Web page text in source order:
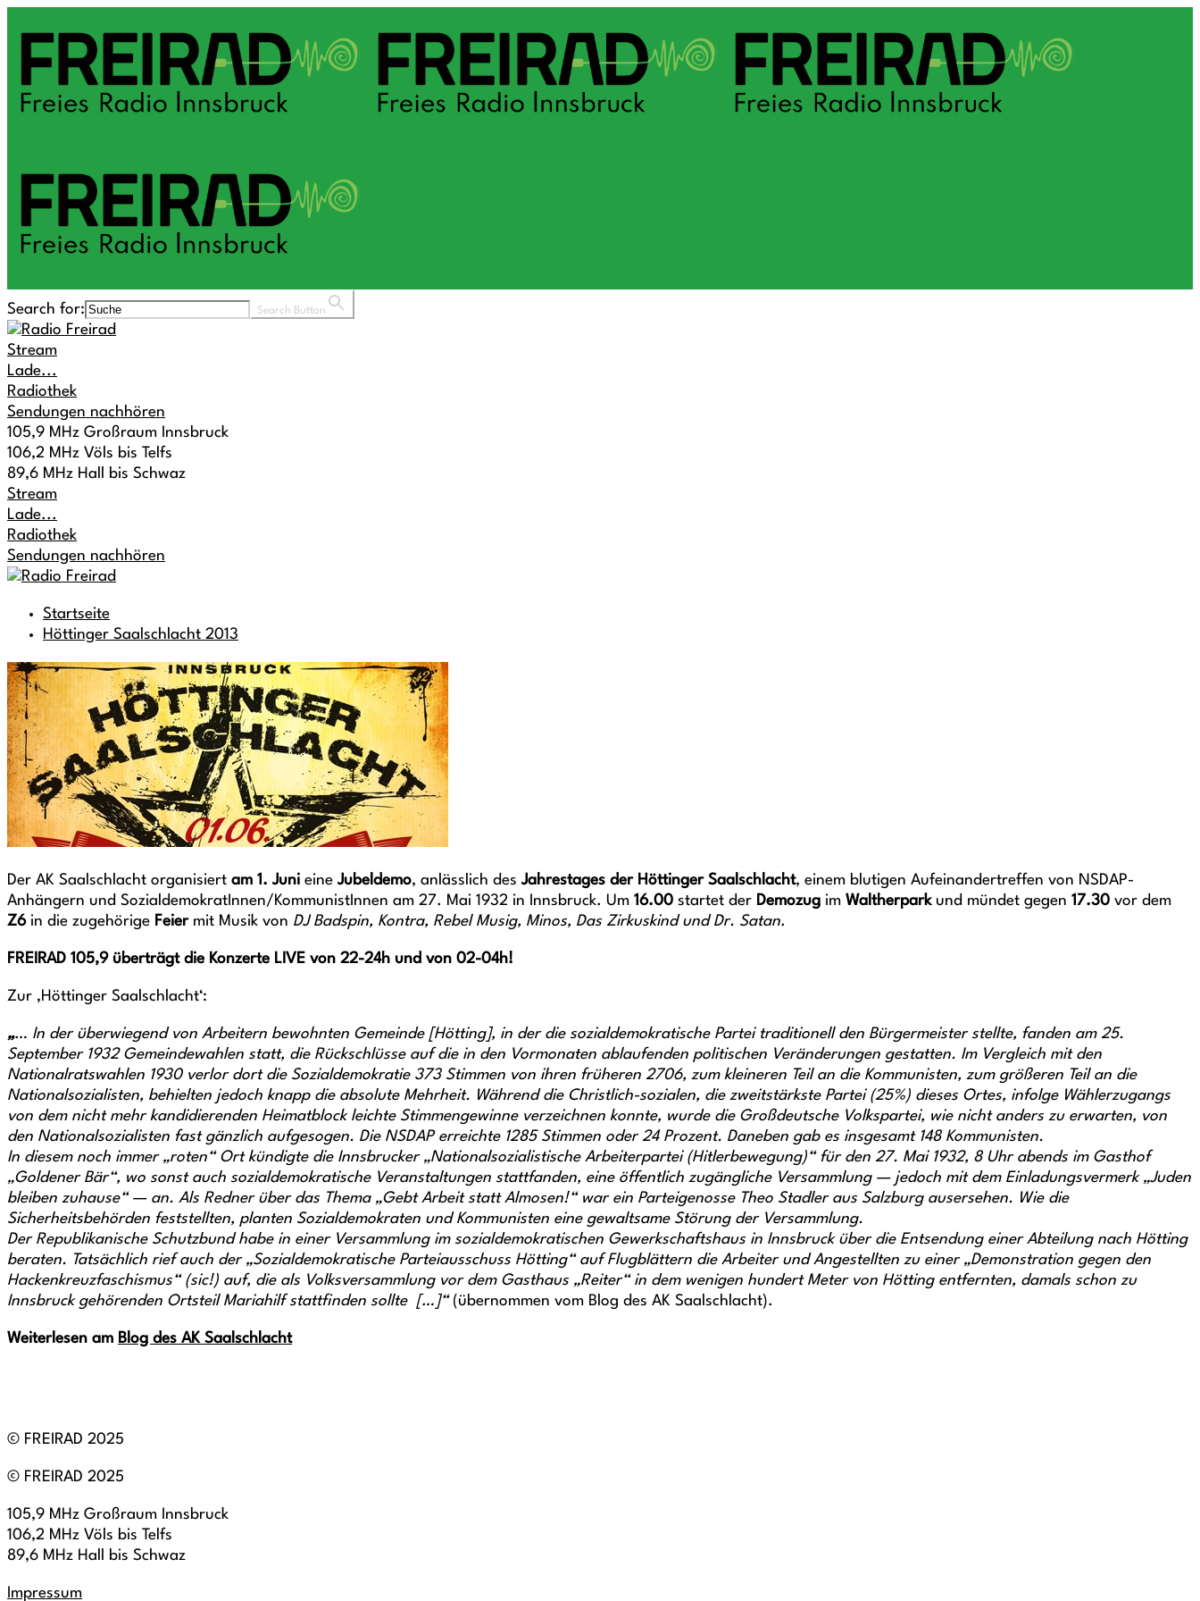
Search for: Search Button
Stream
Lade...
Radiothek
Sendungen nachhören
105,9 MHz Großraum Innsbruck
106,2 MHz Völs bis Telfs
89,6 MHz Hall bis Schwaz
Stream
Lade...
Radiothek
Sendungen nachhören
Startseite
Höttinger Saalschlacht 2013
Der AK Saalschlacht organisiert am 1. Juni eineJubeldemo, anlässlich desJahrestages der Höttinger Saalschlacht, einem blutigen Aufeinandertreffen von NSDAP-
Anhängern und SozialdemokratInnen/KommunistInnen am 27. Mai 1932 in Innsbruck. Um 16.00 startet der Demozug im Waltherparkund mündet gegen 17.30 vor dem
Z6in die zugehörige Feiermit Musik von DJ Badspin, Kontra, Rebel Musig, Minos, Das Zirkuskind und Dr. Satan.
FREIRAD 105,9 überträgt die Konzerte LIVE von 22-24h und von 02-04h!
Zur ‚Höttinger Saalschlacht‘:
„… In der überwiegend von Arbeitern bewohnten Gemeinde [Hötting], in der die sozialdemokratische Partei traditionell den Bürgermeister stellte, fanden am 25.
September 1932 Gemeindewahlen statt, die Rückschlüsse auf die in den Vormonaten ablaufenden politischen Veränderungen gestatten. Im Vergleich mit den
Nationalratswahlen 1930 verlor dort die Sozialdemokratie 373 Stimmen von ihren früheren 2706, zum kleineren Teil an die Kommunisten, zum größeren Teil an die
Nationalsozialisten, behielten jedoch knapp die absolute Mehrheit. Während die Christlich-sozialen, die zweitstärkste Partei (25%) dieses Ortes, infolge Wählerzugangs
von dem nicht mehr kandidierenden Heimatblock leichte Stimmengewinne verzeichnen konnte, wurde die Großdeutsche Volkspartei, wie nicht anders zu erwarten, von
den Nationalsozialisten fast gänzlich aufgesogen. Die NSDAP erreichte 1285 Stimmen oder 24 Prozent. Daneben gab es insgesamt 148 Kommunisten.
In diesem noch immer „roten“ Ort kündigte die Innsbrucker „Nationalsozialistische Arbeiterpartei (Hitlerbewegung)“ für den 27. Mai 1932, 8 Uhr abends im Gasthof
„Goldener Bär“, wo sonst auch sozialdemokratische Veranstaltungen stattfanden, eine öffentlich zugängliche Versammlung — jedoch mit dem Einladungsvermerk „Juden
bleiben zuhause“ — an. Als Redner über das Thema „Gebt Arbeit statt Almosen!“ war ein Parteigenosse Theo Stadler aus Salzburg ausersehen. Wie die
Sicherheitsbehörden feststellten, planten Sozialdemokraten und Kommunisten eine gewaltsame Störung der Versammlung.
Der Republikanische Schutzbund habe in einer Versammlung im sozialdemokratischen Gewerkschaftshaus in Innsbruck über die Entsendung einer Abteilung nach Hötting
beraten. Tatsächlich rief auch der „Sozialdemokratische Parteiausschuss Hötting“ auf Flugblättern die Arbeiter und Angestellten zu einer „Demonstration gegen den
Hackenkreuzfaschismus“ (sic!) auf, die als Volksversammlung vor dem Gasthaus „Reiter“ in dem wenigen hundert Meter von Hötting entfernten, damals schon zu
Innsbruck gehörenden Ortsteil Mariahilf stattfinden sollte […]“(übernommen vom Blog des AK Saalschlacht).
Weiterlesen am Blog des AK Saalschlacht
© FREIRAD 2025
© FREIRAD 2025
105,9 MHz Großraum Innsbruck
106,2 MHz Völs bis Telfs
89,6 MHz Hall bis Schwaz
Impressum